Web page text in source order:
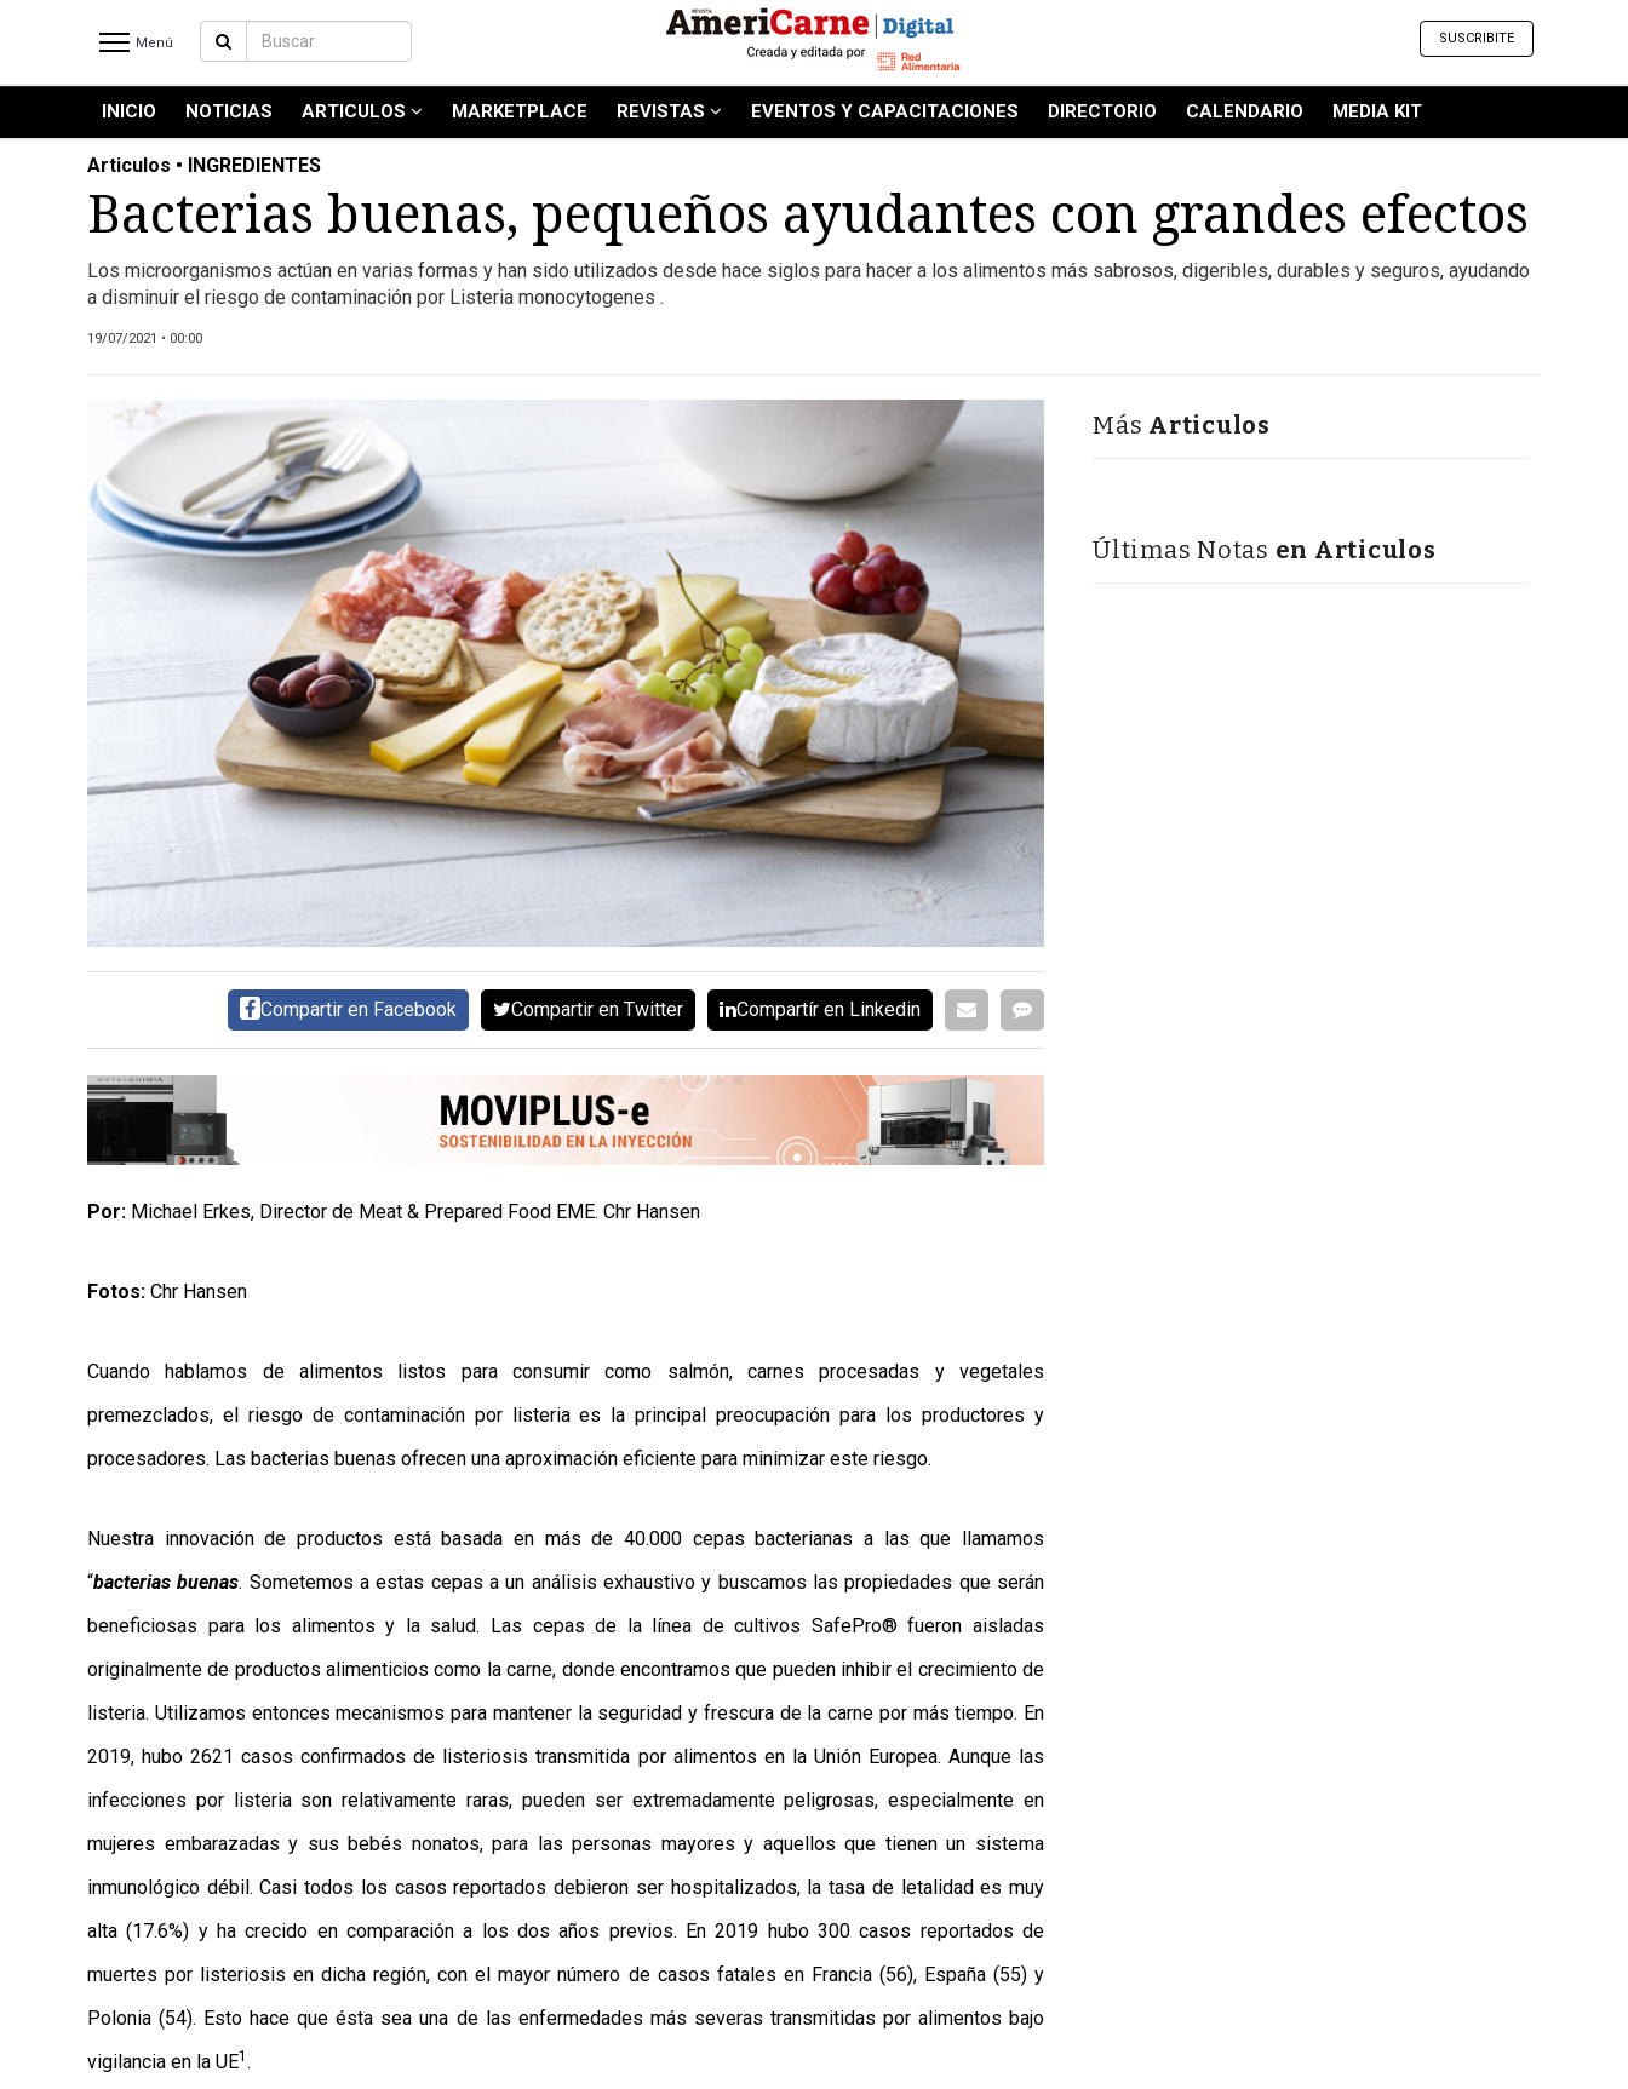
NOTICIAS RECIENTES
NOTICIAS
ARTICULOS
PRODUCCIÓN
PROCESO
PRODUCTO
MARKETPLACE
REVISTAS
REVISTAS
CATÁLOGO DE CORTES DE
CARNE VACUNA
DIRECTORIO
CALENDARIO
CONTÁCTENOS
CONDICIONES
Menú SUSCRIBITE
INICIO NOTICIAS ARTICULOS MARKETPLACE REVISTAS EVENTOS Y CAPACITACIONES DIRECTORIO CALENDARIO MEDIA KIT
Articulos • INGREDIENTES
Bacterias buenas, pequeños ayudantes con grandes efectos
Los microorganismos actúan en varias formas y han sido utilizados desde hace siglos para hacer a los alimentos más sabrosos, digeribles, durables y seguros, ayudando
a disminuir el riesgo de contaminación por Listeria monocytogenes .
19/07/2021 • 00:00
Compartir en Facebook Compartir en Twitter Compartír en Linkedin
Por: Michael Erkes, Director de Meat & Prepared Food EME. Chr Hansen
Fotos: Chr Hansen
Cuando hablamos de alimentos listos para consumir como salmón, carnes procesadas y vegetales
premezclados, el riesgo de contaminación por listeria es la principal preocupación para los productores y
procesadores. Las bacterias buenas ofrecen una aproximación eficiente para minimizar este riesgo.
Nuestra innovación de productos está basada en más de 40.000 cepas bacterianas a las que llamamos
“bacterias buenas. Sometemos a estas cepas a un análisis exhaustivo y buscamos las propiedades que serán
beneficiosas para los alimentos y la salud. Las cepas de la línea de cultivos SafePro® fueron aisladas
originalmente de productos alimenticios como la carne, donde encontramos que pueden inhibir el crecimiento de
listeria. Utilizamos entonces mecanismos para mantener la seguridad y frescura de la carne por más tiempo. En
2019, hubo 2621 casos confirmados de listeriosis transmitida por alimentos en la Unión Europea. Aunque las
infecciones por listeria son relativamente raras, pueden ser extremadamente peligrosas, especialmente en
mujeres embarazadas y sus bebés nonatos, para las personas mayores y aquellos que tienen un sistema
inmunológico débil. Casi todos los casos reportados debieron ser hospitalizados, la tasa de letalidad es muy
alta (17.6%) y ha crecido en comparación a los dos años previos. En 2019 hubo 300 casos reportados de
muertes por listeriosis en dicha región, con el mayor número de casos fatales en Francia (56), España (55) y
Polonia (54). Esto hace que ésta sea una de las enfermedades más severas transmitidas por alimentos bajo
vigilancia en la UE1 .
Más Articulos
Últimas Notas en Articulos